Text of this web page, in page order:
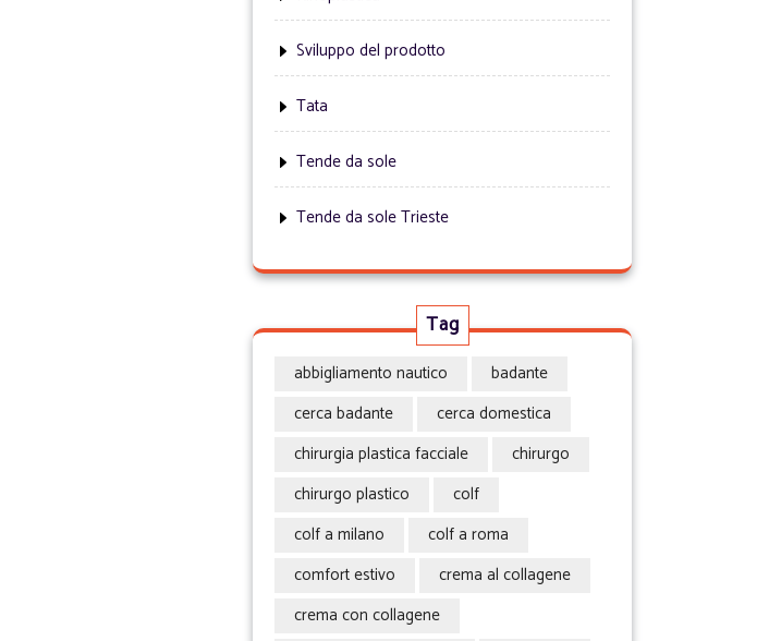
Sviluppo del prodotto
Tata
Tende da sole
Tende da sole Trieste
Tag
abbigliamento nautico
badante
cerca badante
cerca domestica
chirurgia plastica facciale
chirurgo
chirurgo plastico
colf
colf a milano
colf a roma
comfort estivo
crema al collagene
crema con collagene